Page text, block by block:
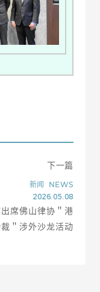
下一篇
新闻
NEWS
2026.05.08
席佛山律协＂港
＂涉外沙龙活动